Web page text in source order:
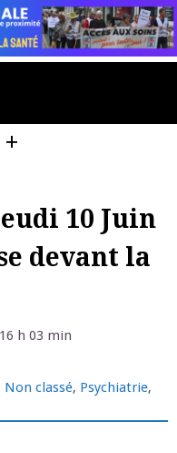
10 Juin
devant la
16 h 03 min
Non classé, Psychiatrie,